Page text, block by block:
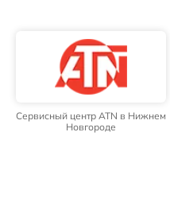
Сервисный центр ATN в Нижнем
Новгороде